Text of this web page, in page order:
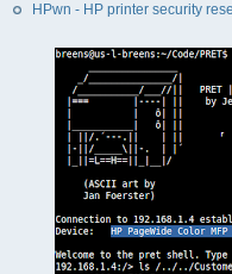
HPwn - HP printer security